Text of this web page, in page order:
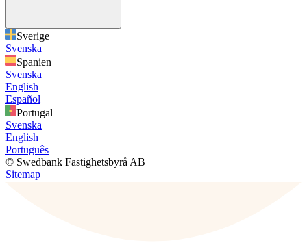
Sverige
Svenska
Spanien
Svenska
English
Español
Portugal
Svenska
English
Português
© Swedbank Fastighetsbyrå AB
Sitemap